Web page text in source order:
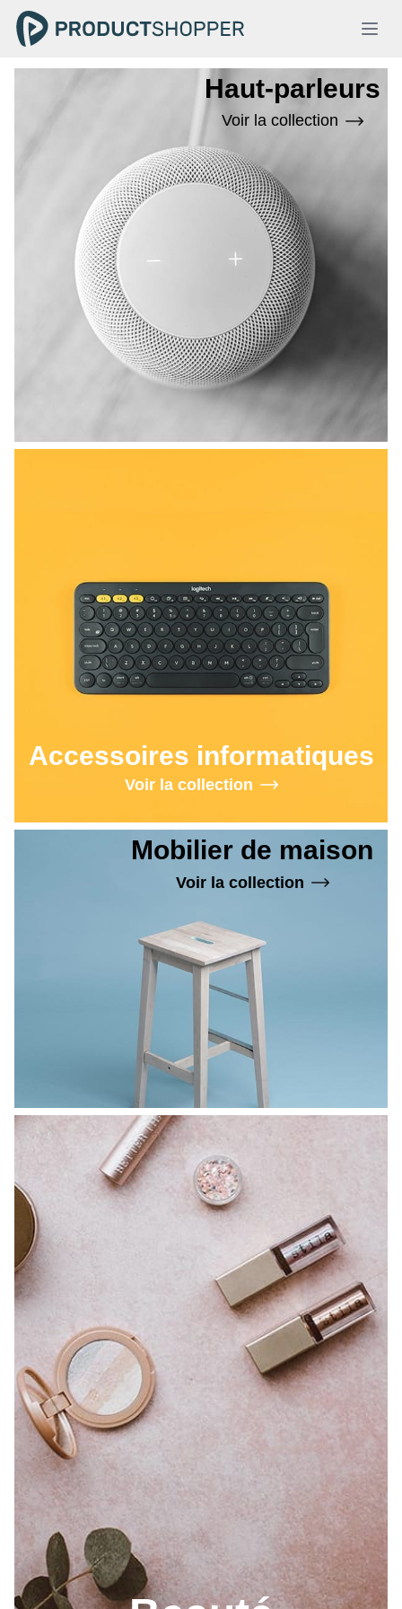
Haut-parleurs
Voir la collection
Accessoires informatiques
Voir la collection
Mobilier de maison
Voir la collection